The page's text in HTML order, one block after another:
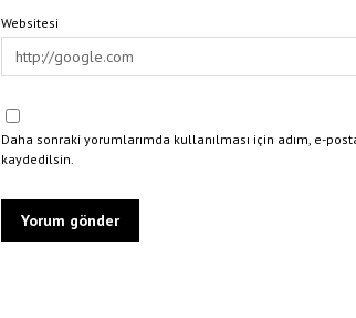
Websitesi
Daha sonraki yorumlarımda kullanılması için adım, e-
kaydedilsin.